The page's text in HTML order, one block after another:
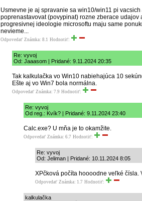
Usmevne je aj spravanie sa win10/win11 pi
poprenastavovat (povypinat) rozne zberace udajov
progresivnej ideologie microsoftu maju same
nevieme...
Odpovedať Známka: 8.1 Hodnotiť:
Re: vyvoj
Od: Jaaasom | Pridané: 9.11.2024 20:35
Tak kalkulačka vo Win10 nabiehajúca 10
Ešte aj vo Win7 bola normálna.
Odpovedať Známka: 7.9 Hodnotiť:
Re: vyvoj
Od reg.: Kvík? | Pridané: 9.11.2024 23:40
Calc.exe? U mňa je to okamžite.
Odpovedať Známka: 6.7 Hodnotiť:
Re: vyvoj
Od: Jeliman | Pridané: 10.11.2024 8:05
XPčková počíta hoooodne veľké čísla.
Odpovedať Známka: 1.7 Hodnotiť:
kalkulačka